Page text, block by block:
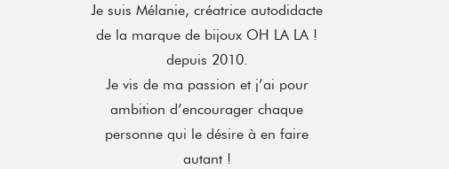
Je suis Mélanie, créatrice autodidacte
de la marque de bijoux OH LA LA !
depuis 2010.
Je vis de ma passion et j’ai pour
ambition d’encourager chaque
personne qui le désire à en faire
autant !